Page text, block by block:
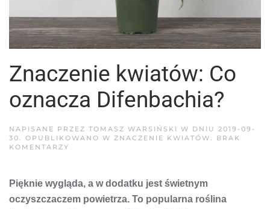
Znaczenie kwiatów: Co
oznacza Difenbachia?
NAPISANE PRZEZ TOMASZ WARSIŃSKI W DNIU 2019-09-
30. OPUBLIKOWANO W ZNACZENIE KWIATÓW. BRAK
KOMENTARZY
OZNACZA
Pięknie wygląda, a w dodatku jest świetnym
oczyszczaczem powietrza. To popularna roślina